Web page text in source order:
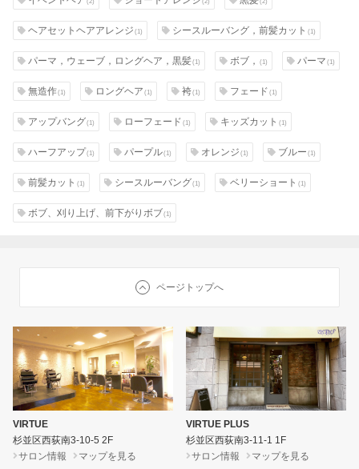
ヘアセットヘアアレンジ(1) シースルーバング，前髪カット(1)
パーマ，ウェーブ，ロングヘア，黒髪(1) ボブ，(1) パーマ(1)
無造作(1) ロングヘア(1) 袴(1) フェード(1)
アップバング(1) ローフェード(1) キッズカット(1)
ハーフアップ(1) パープル(1) オレンジ(1) ブルー(1)
前髪カット(1) シースルーバング(1) ベリーショート(1)
ボブ、刈り上げ、前下がりボブ(1)
ページトップへ
VIRTUE
杉並区西荻南3-10-5 2F
サロン情報
マップを見る
VIRTUE PLUS
杉並区西荻南3-11-1 1F
サロン情報
マップを見る